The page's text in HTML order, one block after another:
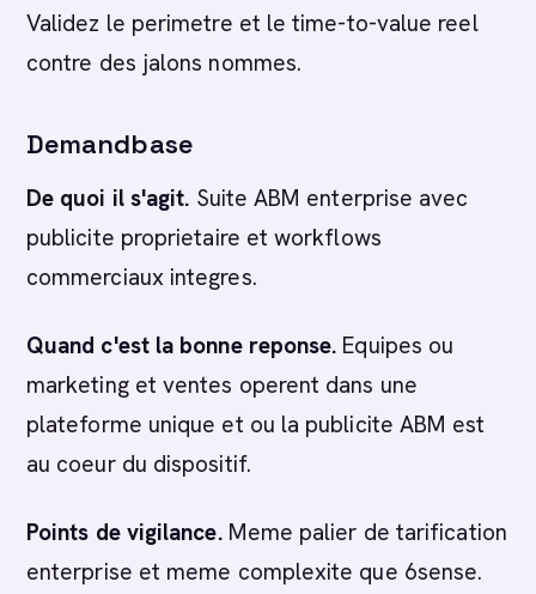
Validez le perimetre et le time-to-value reel
contre des jalons nommes.
Demandbase
De quoi il s'agit. Suite ABM enterprise avec
publicite proprietaire et workflows
commerciaux integres.
Quand c'est la bonne reponse. Equipes ou
marketing et ventes operent dans une
plateforme unique et ou la publicite ABM est
au coeur du dispositif.
Points de vigilance.Meme palier de tarification
enterprise et meme complexite que 6sense.